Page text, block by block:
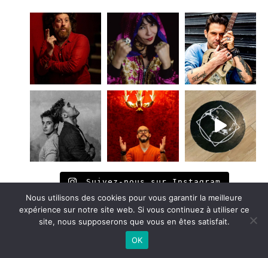
Suivez-nous sur Instagram
Nous utilisons des cookies pour vous garantir la meilleure
expérience sur notre site web. Si vous continuez à utiliser ce
site, nous supposerons que vous en êtes satisfait.
OK